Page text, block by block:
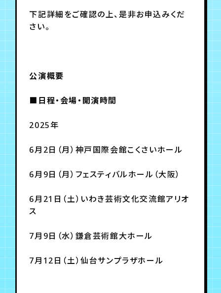
下記詳細をご確認の上、是非お申込みくだ
さい。
公演概要
■日程・会場・開演時間
2025年
6月2日（月）神戸国際会館こくさいホール
6月9日（月）フェスティバルホール（大阪）
6月21日（土）いわき芸術文化交流館アリオ
ス
7月9日（水）鎌倉芸術館大ホール
7月12日（土）仙台サンプラザホール